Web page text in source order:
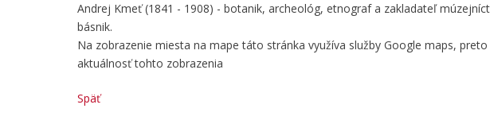
Andrej Kmeť (1841 - 1908) - botanik, archeológ, etnograf a zakladateľ
básnik.
Na zobrazenie miesta na mape táto stránka využíva služby Google maps,
aktuálnosť tohto zobrazenia
Späť